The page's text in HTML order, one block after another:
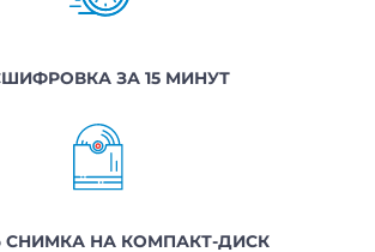
ЗА 15 МИНУТ
СНИМКА НА КОМПАКТ-ДИСК